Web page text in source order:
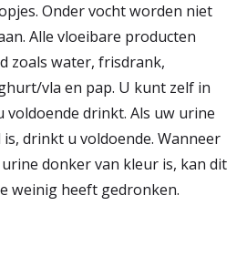
Onder vocht worden niet
Alle vloeibare producten
zoals water, frisdrank,
vla en pap. U kunt zelf in
voldoende drinkt. Als uw urine
drinkt u voldoende. Wanneer
donker van kleur is, kan dit
weinig heeft gedronken.